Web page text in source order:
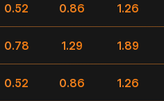
0.52 0.86 1.26
0.78 1.29 1.89
0.52 0.86 1.26